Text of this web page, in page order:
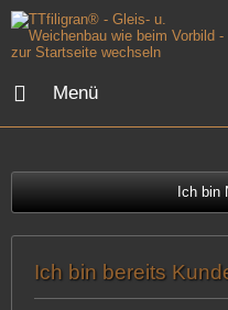
Menü
Ich bin
Ich bin bereits